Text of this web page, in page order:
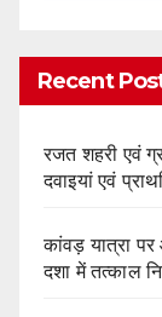
Recent
रजत शहरी एवं
दवाइयां एवं
कांवड़ यात्रा
दशा में तत्काल